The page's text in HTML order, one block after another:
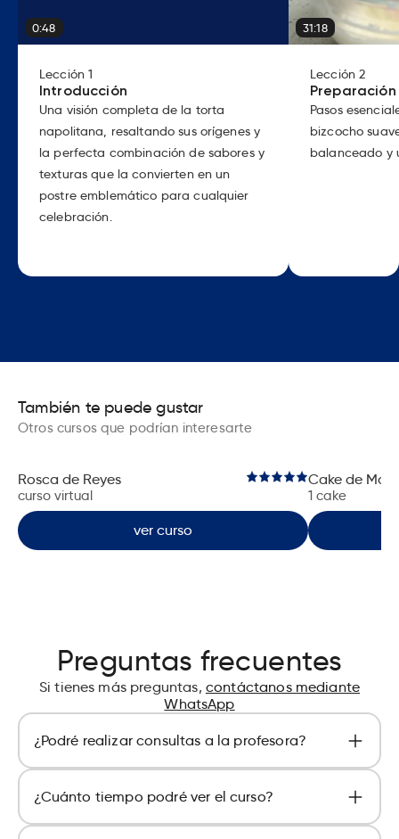
0:48
Lección1
Introducción
Una visión completa de la torta
napolitana, resaltando sus orígenes y
la perfecta combinación de sabores y
texturas que la convierten en un
postre emblemático para cualquier
celebración.
31:18
Lección2
Preparación
Pasos
bizcocho
balanceado y
También te puede gustar
Otros cursos que podrían interesarte
Rosca de Reyes
curso virtual
ver curso
Cake de
1 cake
Preguntas frecuentes
Si tienes más preguntas, contáctanos mediante
WhatsApp
¿Podré realizar consultas a la profesora?
dentro de tu aula virtual.
¿Cuánto tiempo podré ver el curso?